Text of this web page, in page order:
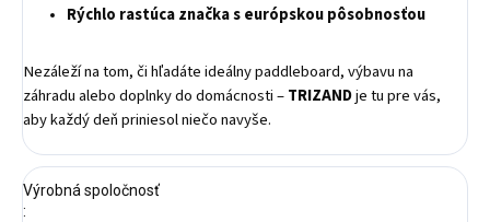
Rýchlo rastúca značka s európskou pôsobnosťou
Nezáleží na tom, či hľadáte ideálny paddleboard, výbavu na
záhradu alebo doplnky do domácnosti –TRIZANDje tu pre vás,
aby každý deň priniesol niečo navyše.
Výrobná spoločnosť
: